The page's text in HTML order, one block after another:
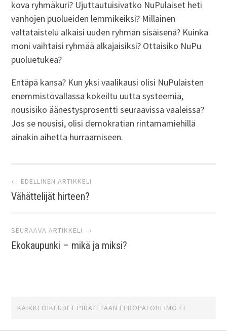
kova ryhmäkuri? Ujuttautuisivatko NuPulaiset heti
vanhojen puolueiden lemmikeiksi? Millainen
valtataistelu alkaisi uuden ryhmän sisäisenä? Kuinka
moni vaihtaisi ryhmää alkajaisiksi? Ottaisiko NuPu
puoluetukea?
Entäpä kansa? Kun yksi vaalikausi olisi NuPulaisten
enemmistövallassa kokeiltu uutta systeemiä,
nousisiko äänestysprosentti seuraavissa vaaleissa?
Jos se nousisi, olisi demokratian rintamamiehillä
ainakin aihetta hurraamiseen.
Artikkelien
selaus
← EDELLINEN ARTIKKELI
Vähättelijät hirteen?
SEURAAVA ARTIKKELI →
Ekokaupunki – mikä ja miksi?
KAIKKI OIKEUDET PIDÄTETÄÄN EEROPALOHEIMO.FI